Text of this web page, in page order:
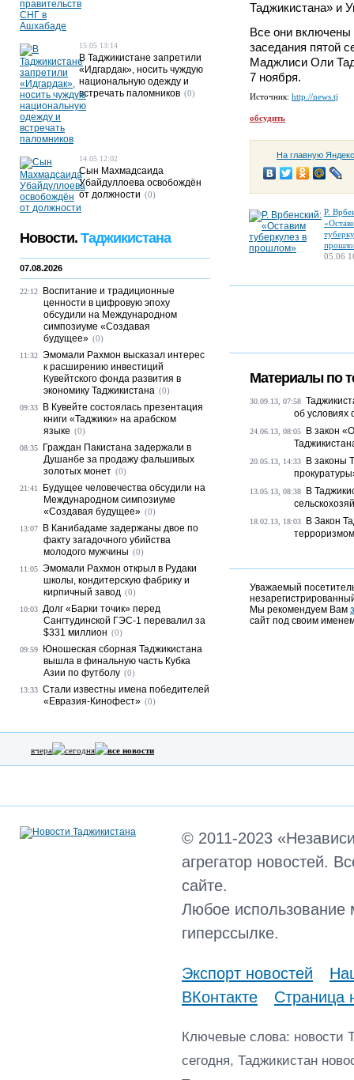
Таджикистана» и
Все они включены
заседания пятой
Маджлиси Оли
7 ноября.
Источник: http://news.tj
обсудить
На главную
Р.
05.06
Материалы по
30.09.13, 07:58
об условиях
24.06.13, 08:05
В закон
20.05.13, 14:33
В законы
13.05.13, 08:38
В
18.02.13, 18:03
В Закон
Уважаемый
Мы рекомендуем Вам
сайт под своим
15.05 13:14
В Таджикистане запретили
«Идгардак», носить чуждую
национальную одежду и
встречать паломников (0)
14.05 12:02
Сын Махмадсаида
Убайдуллоева освобождён
от должности (0)
Новости. Таджикистана
07.08.2026
22:12
Воспитание и традиционные
ценности в цифровую эпоху
обсудили на Международном
симпозиуме «Создавая
будущее» (0)
11:32 Эмомали Рахмон высказал интерес
к расширению инвестиций
Кувейтского фонда развития в
экономику Таджикистана (0)
09:33
В Кувейте состоялась презентация
книги «Таджики» на арабском
языке (0)
08:35
Граждан Пакистана задержали в
Душанбе за продажу фальшивых
золотых монет (0)
21:41
Будущее человечества обсудили на
Международном симпозиуме
«Создавая будущее» (0)
13:07
В Канибадаме задержаны двое по
факту загадочного убийства
молодого мужчины (0)
11:05 Эмомали Рахмон открыл в Рудаки
школы, кондитерскую фабрику и
кирпичный завод (0)
10:03 Долг «Барки точик» перед
Сангтудинской ГЭС-1 перевалил за
$331 миллион (0)
09:59
Юношеская сборная Таджикистана
вышла в финальную часть Кубка
Азии по футболу (0)
13:33 Стали известны имена победителей
«Евразия-Кинофест» (0)
вчера сегодня все новости
© 2011-2023
агрегатор новостей.
сайте.
Любое использование
гиперссылке.
Экспорт новостей
ВКонтакте
Страница
Ключевые слова: новости
сегодня, Таджикистан